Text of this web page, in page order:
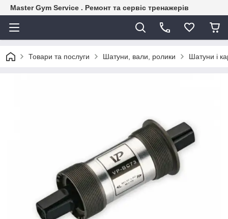
Master Gym Service . Ремонт та сервіс тренажерів
Товари та послуги Шатуни, вали, ролики Шатуни і